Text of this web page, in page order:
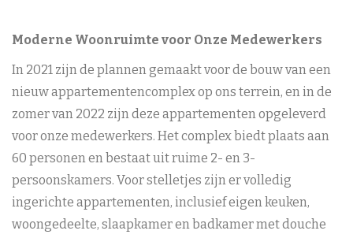
Moderne Woonruimte voor Onze Medewerkers
In 2021 zijn de plannen gemaakt voor de bouw van een
nieuw appartementencomplex op ons terrein, en in de
zomer van 2022 zijn deze appartementen opgeleverd
voor onze medewerkers. Het complex biedt plaats aan
60 personen en bestaat uit ruime 2- en 3-
persoonskamers. Voor stelletjes zijn er volledig
ingerichte appartementen, inclusief eigen keuken,
woongedeelte, slaapkamer en badkamer met douche